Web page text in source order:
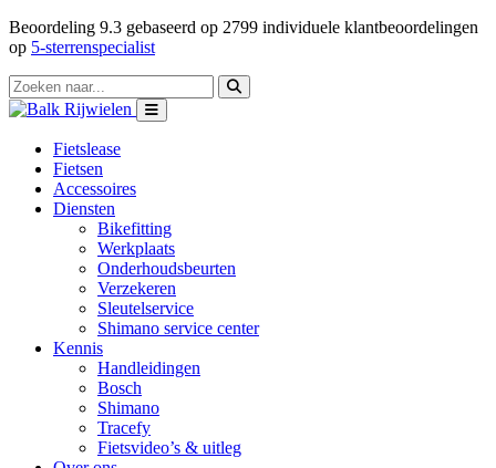
Beoordeling 9.3 gebaseerd op 2799 individuele klantbeoordelingen
op 5-sterrenspecialist
Fietslease
Fietsen
Accessoires
Diensten
Bikefitting
Werkplaats
Onderhoudsbeurten
Verzekeren
Sleutelservice
Shimano service center
Kennis
Handleidingen
Bosch
Shimano
Tracefy
Fietsvideo’s & uitleg